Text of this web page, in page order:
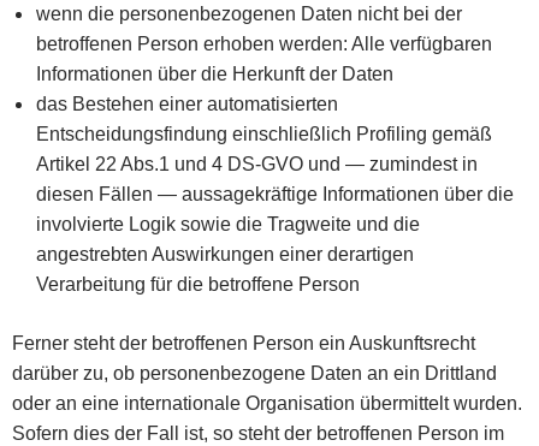
wenn die personenbezogenen Daten nicht bei der
betroffenen Person erhoben werden: Alle verfügbaren
Informationen über die Herkunft der Daten
das Bestehen einer automatisierten
Entscheidungsfindung einschließlich Profiling gemäß
Artikel 22 Abs.1 und 4 DS-GVO und — zumindest in
diesen Fällen — aussagekräftige Informationen über die
involvierte Logik sowie die Tragweite und die
angestrebten Auswirkungen einer derartigen
Verarbeitung für die betroffene Person
Ferner steht der betroffenen Person ein Auskunftsrecht
darüber zu, ob personenbezogene Daten an ein Drittland
oder an eine internationale Organisation übermittelt wurden.
Sofern dies der Fall ist, so steht der betroffenen Person im